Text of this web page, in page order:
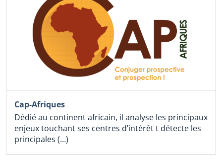
Cap-Afriques
Dédié au continent africain, il analyse les principaux
enjeux touchant ses centres d’intérêt t détecte les
principales (…)